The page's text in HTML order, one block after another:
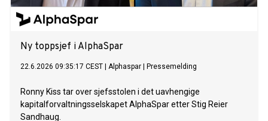
Ny toppsjef i AlphaSpar
22.6.2026 09:35:17 CEST Alphaspar Pressemelding
Ronny Kiss tar over sjefsstolen i det uavhengige
kapitalforvaltningsselskapet AlphaSpar etter Stig Reier
Sandhaug.